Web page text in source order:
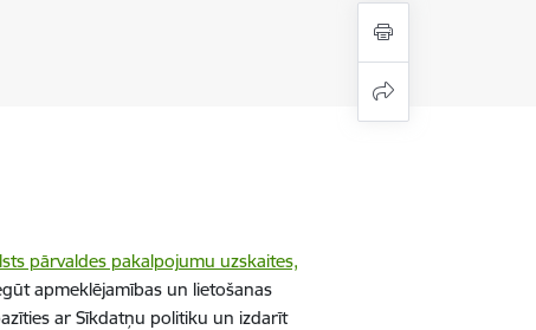
pārvaldes pakalpojumu uzskaites,
apmeklējamības un lietošanas
ar Sīkdatņu politiku un izdarīt